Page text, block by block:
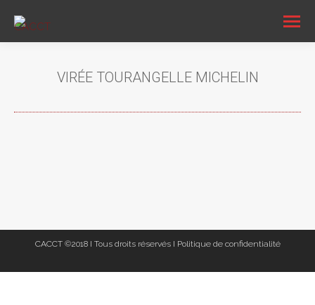
VIRÉE TOURANGELLE MICHELIN
CACCT ©2018 I Tous droits réservés I Politique de confidentialité